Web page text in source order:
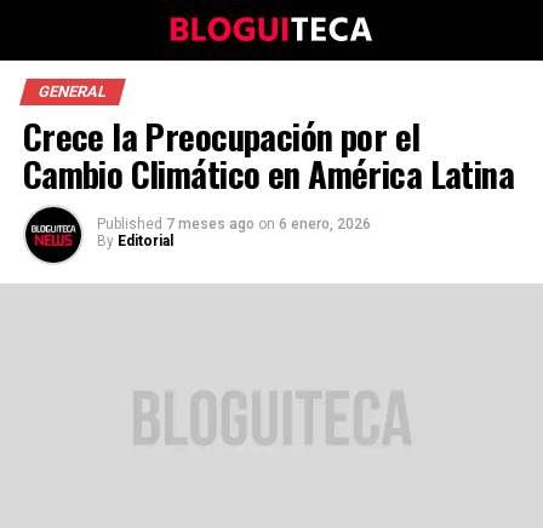
GENERAL
Crece la Preocupación por el
Cambio Climático en América Latina
Published 7 meses ago on 6 enero, 2026
By Editorial